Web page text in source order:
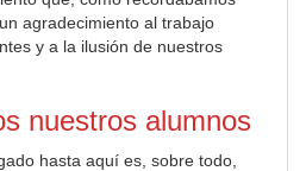
agradecimiento al trabajo
y a la ilusión de nuestros
nuestros alumnos
hasta aquí es, sobre todo,